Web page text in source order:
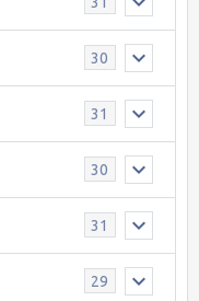
30
31
30
31
29